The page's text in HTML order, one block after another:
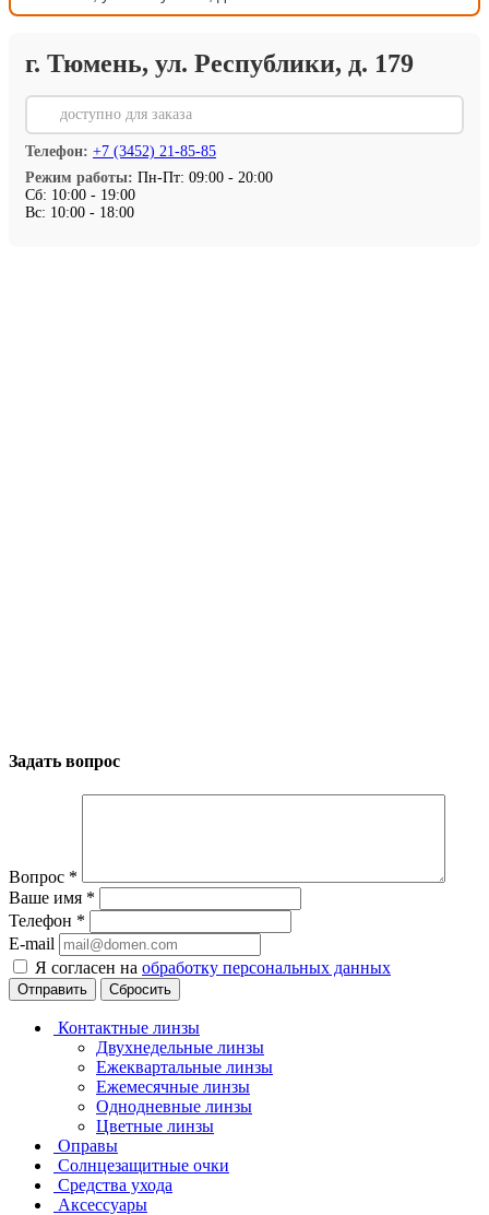
г. Тюмень, ул. Республики, д. 179
доступно для заказа
Телефон: +7 (3452) 21-85-85
Режим работы: Пн-Пт: 09:00 - 20:00
Сб: 10:00 - 19:00
Вс: 10:00 - 18:00
Задать вопрос
Вопрос *
Ваше имя *
Телефон *
E-mail
Я согласен на обработку персональных данных
Сбросить
Контактные линзы
Двухнедельные линзы
Ежеквартальные линзы
Ежемесячные линзы
Однодневные линзы
Цветные линзы
Оправы
Солнцезащитные очки
Средства ухода
Аксессуары